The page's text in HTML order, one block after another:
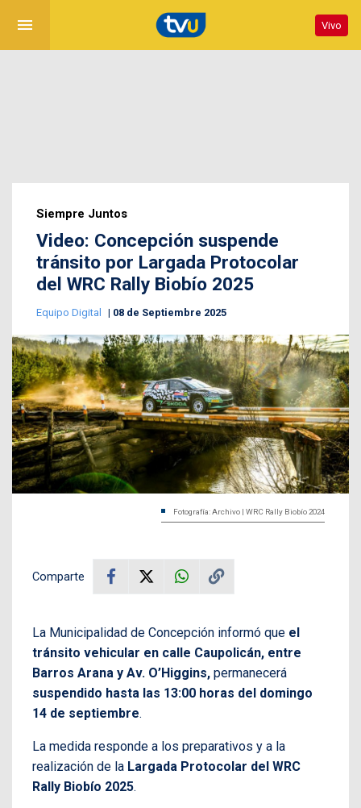
menu Vivo
Siempre Juntos
Video: Concepción suspende
tránsito por Largada Protocolar
del WRC Rally Biobío 2025
Equipo Digital 08 de Septiembre 2025
Fotografía: Archivo | WRC Rally Biobío 2024
Comparte
La Municipalidad de Concepción informó que el
tránsito vehicular en calle Caupolicán, entre
Barros Arana y Av. O’Higgins, permanecerá
suspendido hasta las 13:00 horas del domingo
14 de septiembre.
La medida responde a los preparativos y a la
realización de la Largada Protocolar del WRC
Rally Biobío 2025.